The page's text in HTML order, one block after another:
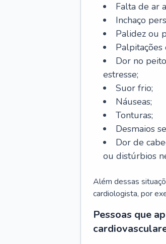
Falta de ar
Inchaço
Palidez ou
Palpitações
Dor no
estresse;
Suor frio;
Náuseas;
Tonturas;
Desmaios
Dor de
ou distúrbios
Além dessas
cardiologista, por
Pessoas que